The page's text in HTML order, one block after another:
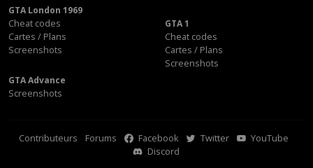
GTA London 1969
Cheat codes
Cartes / Plans
Screenshots
GTA 1
Cheat codes
Cartes / Plans
Screenshots
GTA Advance
Screenshots
Contributeurs Forums Facebook Twitter
YouTube
Discord